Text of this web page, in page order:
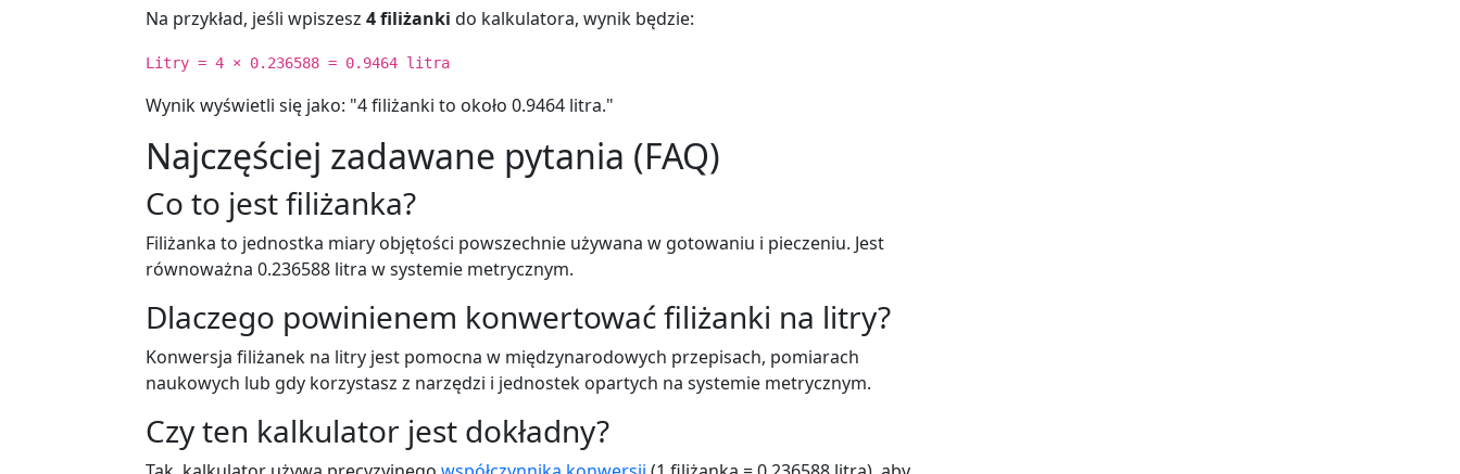
Na przykład, jeśli wpiszesz 4 filiżanki do kalkulatora, wynik będzie:
Litry = 4 × 0.236588 = 0.9464 litra
Wynik wyświetli się jako: "4 filiżanki to około 0.9464 litra."
Najczęściej zadawane pytania (FAQ)
Co to jest filiżanka?
Filiżanka to jednostka miary objętości powszechnie używana w gotowaniu i pieczeniu. Jest
równoważna 0.236588 litra w systemie metrycznym.
Dlaczego powinienem konwertować filiżanki na litry?
Konwersja filiżanek na litry jest pomocna w międzynarodowych przepisach, pomiarach
naukowych lub gdy korzystasz z narzędzi i jednostek opartych na systemie metrycznym.
Czy ten kalkulator jest dokładny?